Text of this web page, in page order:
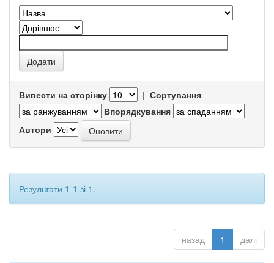
Вивести на сторінку | Сортування
Впорядкування
Автори
Результати 1-1 зі 1.
назад 1 далі